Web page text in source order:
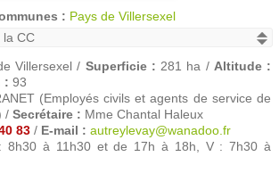
: Pays de Villersexel
Villersexel / Superficie : 281 ha / Altitude :
: 93
(Employés civils et agents de service de
/ Secrétaire : Mme Chantal Haleux
83/ E-mail : autreylevay@wanadoo.fr
8h30 à 11h30 et de 17h à 18h, V : 7h30 à